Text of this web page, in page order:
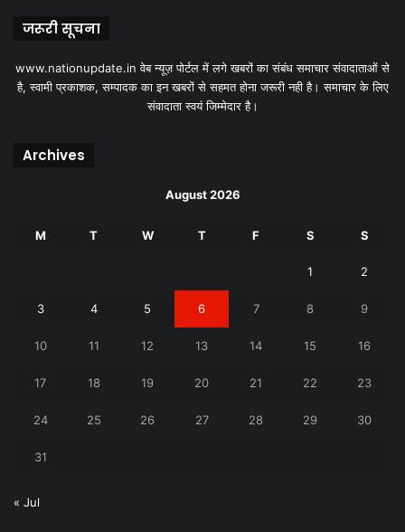
जरूरी सूचना
www.nationupdate.in वेब न्यूज़ पोर्टल में लगे खबरों का संबंध समाचार संवादाताओं से
है, स्वामी प्रकाशक, सम्पादक का इन खबरों से सहमत होना जरूरी नही है। समाचार के लिए
संवादाता स्वयं जिम्मेदार है।
Archives
August 2026
M T W T F S S
1 2
3 4 5 6 7 8 9
10 11 12 13 14 15 16
17 18 19 20 21 22 23
24 25 26 27 28 29 30
31
« Jul